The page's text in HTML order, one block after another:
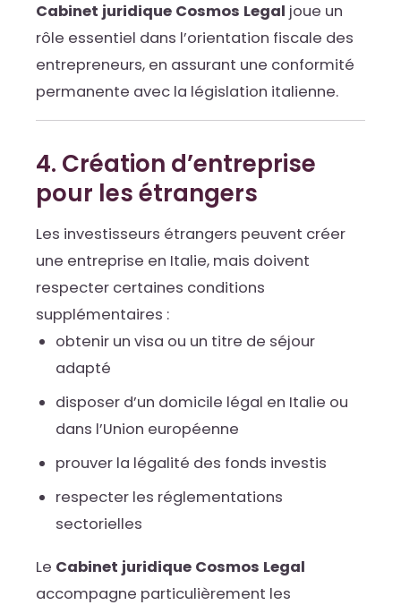
Cabinet juridique Cosmos Legal joue un
rôle essentiel dans l’orientation fiscale des
entrepreneurs, en assurant une conformité
permanente avec la législation italienne.
4. Création d’entreprise
pour les étrangers
Les investisseurs étrangers peuvent créer
une entreprise en Italie, mais doivent
respecter certaines conditions
supplémentaires :
obtenir un visa ou un titre de séjour
adapté
disposer d’un domicile légal en Italie ou
dans l’Union européenne
prouver la légalité des fonds investis
respecter les réglementations
sectorielles
Le Cabinet juridique Cosmos Legal
accompagne particulièrement les